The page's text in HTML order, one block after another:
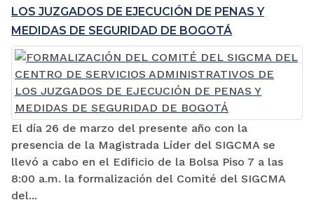
LOS JUZGADOS DE EJECUCIÓN DE PENAS Y
MEDIDAS DE SEGURIDAD DE BOGOTÁ
El día 26 de marzo del presente año con la
presencia de la Magistrada Líder del SIGCMA se
llevó a cabo en el Edificio de la Bolsa Piso 7 a las
8:00 a.m. la formalización del Comité del SIGCMA
del...